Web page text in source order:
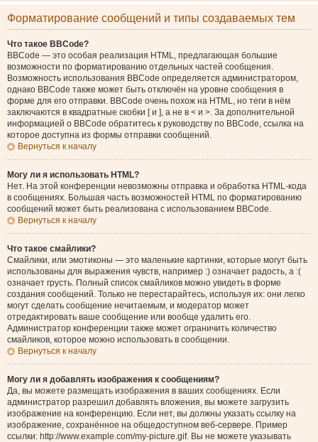
Форматирование сообщений и типы создаваемых тем
Что такое BBCode?
BBCode — это особая реализация HTML, предлагающая большие
возможности по форматированию отдельных частей сообщения.
Возможность использования BBCode определяется администратором,
однако BBCode также может быть отключён на уровне сообщения в
форме для его отправки. BBCode очень похож на HTML, но теги в нём
заключаются в квадратные скобки [ и ], а не в < и >. За дополнительной
информацией о BBCode обратитесь к руководству по BBCode, ссылка на
которое доступна из формы отправки сообщений.
Вернуться к началу
Могу ли я использовать HTML?
Нет. На этой конференции невозможны отправка и обработка HTML-кода
в сообщениях. Большая часть возможностей HTML по форматированию
сообщений может быть реализована с использованием BBCode.
Вернуться к началу
Что такое смайлики?
Смайлики, или эмотиконы — это маленькие картинки, которые могут быть
использованы для выражения чувств, например :) означает радость, а :(
означает грусть. Полный список смайликов можно увидеть в форме
создания сообщений. Только не перестарайтесь, используя их: они легко
могут сделать сообщение нечитаемым, и модератор может
отредактировать ваше сообщение или вообще удалить его.
Администратор конференции также может ограничить количество
смайликов, которое можно использовать в сообщении.
Вернуться к началу
Могу ли я добавлять изображения к сообщениям?
Да, вы можете размещать изображения в ваших сообщениях. Если
администратор разрешил добавлять вложения, вы можете загрузить
изображение на конференцию. Если нет, вы должны указать ссылку на
изображение, сохранённое на общедоступном веб-сервере. Пример
ссылки: http://www.example.com/my-picture.gif. Вы не можете указывать